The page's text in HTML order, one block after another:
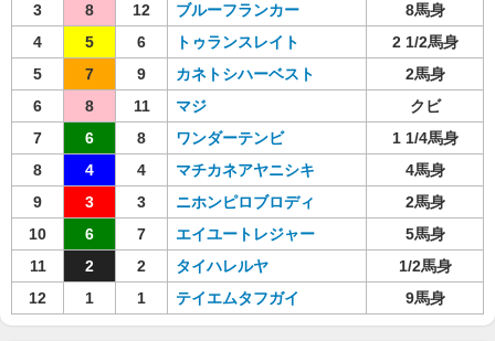
3
8 12 ブルーフランカー
8馬身
4
5 6 トゥランスレイト
2 1/2馬身
5
7 9 カネトシハーベスト
2馬身
6
8 11 マジ
クビ
7
6 8 ワンダーテンビ
1 1/4馬身
8
4 4 マチカネアヤニシキ
4馬身
9
3 3 ニホンピロブロディ
2馬身
10
6 7 エイユートレジャー
5馬身
11
2 2 タイハレルヤ
1/2馬身
12
1 1 テイエムタフガイ 9馬身